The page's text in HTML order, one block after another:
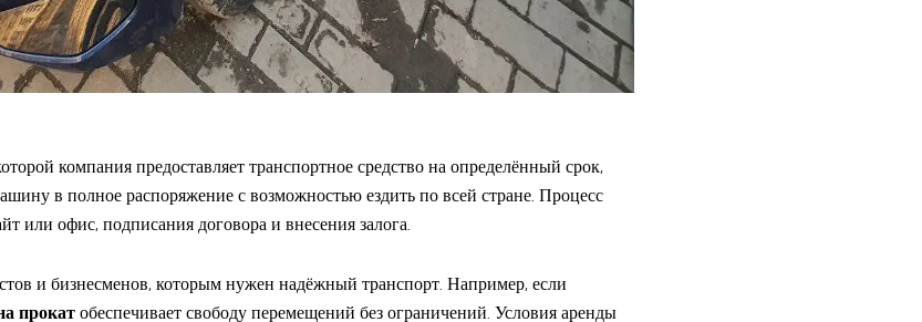
компания предоставляет транспортное средство на определённый срок,
в полное распоряжение с возможностью ездить по всей стране. Процесс
или офис, подписания договора и внесения залога.
и бизнесменов, которым нужен надёжный транспорт. Например, если
прокат обеспечивает свободу перемещений без ограничений. Условия аренды